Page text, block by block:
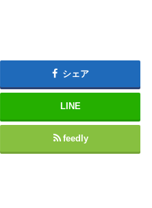
シェア
LINE
feedly